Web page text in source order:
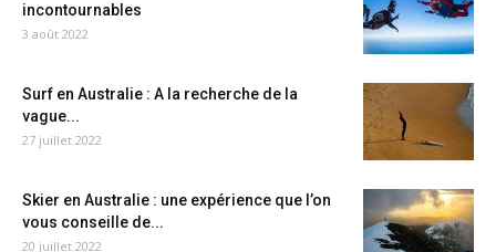
incontournables
3 août 2022
Surf en Australie : A la recherche de la
vague...
27 juillet 2022
Skier en Australie : une expérience que l’on
vous conseille de...
20 juillet 2022